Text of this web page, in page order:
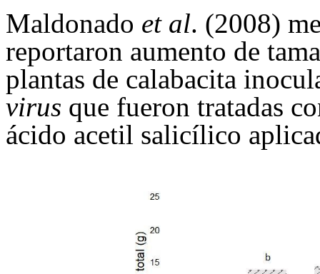
Maldonado et al. (2008)
reportaron aumento de
plantas de calabacita
virus que fueron tratadas
ácido acetil salicílico